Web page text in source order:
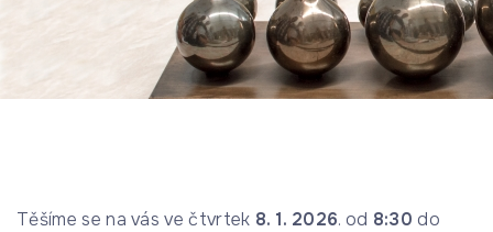
Těšíme se na vás ve čtvrtek 8. 1. 2026. od 8:30 do